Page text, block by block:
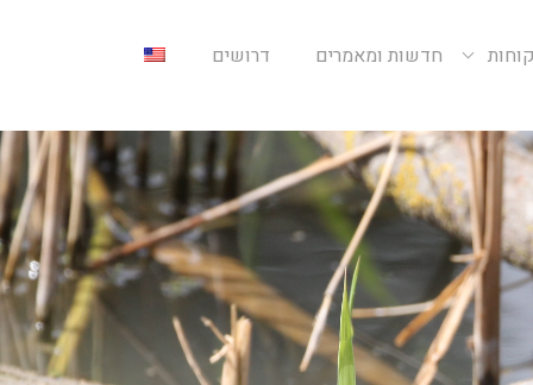
חדשות ומאמרים דרושים